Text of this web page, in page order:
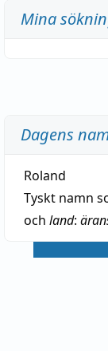
Mina
Dagens
Roland
Tyskt namn
och land: